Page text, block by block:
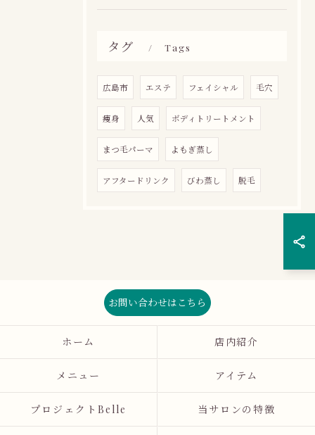
タグ Tags
広島市 エステ フェイシャル 毛穴
痩身 人気 ボディトリートメント
まつ毛パーマ よもぎ蒸し
アフタードリンク びわ蒸し 脱毛
お問い合わせはこちら
ホーム 店内紹介
メニュー アイテム
プロジェクトBelle 当サロンの特徴